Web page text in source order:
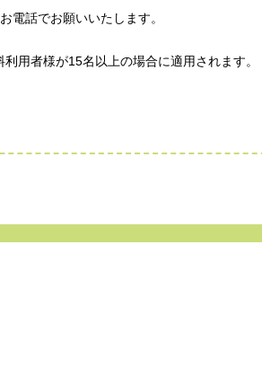
電話でお願いいたします。
用者様が15名以上の場合に適用されます。